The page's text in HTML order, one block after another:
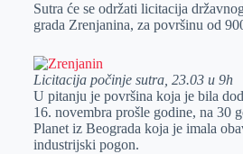
e
r
I
n
s
A
p
p
a
i
l
Sutra će se održati licitacija
grada Zrenjanina, za površinu od
Licitacija počinje sutra, 23.03 u 9h
U pitanju je površina koja je bila
16. novembra prošle godine, na 30
Planet iz Beograda koja je imala
industrijski pogon.